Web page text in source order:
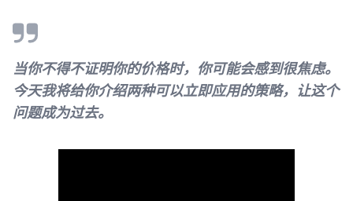
当你不得不证明你的价格时，你可能会感到很焦虑。
今天我将给你介绍两种可以立即应用的策略，让这个
问题成为过去。